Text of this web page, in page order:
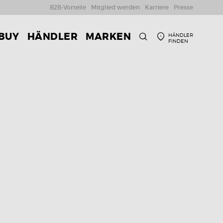
HÄNDLER
FINDEN
HÄNDLER MARKEN
B2B-Vorteile Mitglied werden Karriere Presse